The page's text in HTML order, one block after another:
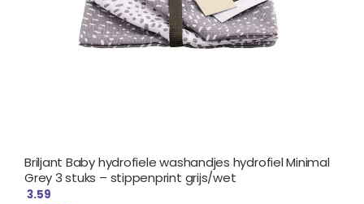
Briljant Baby hydrofiele washandjes hydrofiel Minimal
Grey 3 stuks – stippenprint grijs/wet
3.59